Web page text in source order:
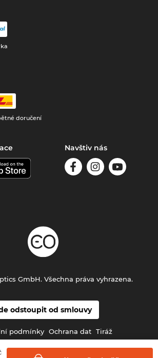
doručení
Navštiv nás
odstoupit od smlouvy
podmínky Ochrana dat Tiráž
GmbH. Všechna práva vyhrazena.